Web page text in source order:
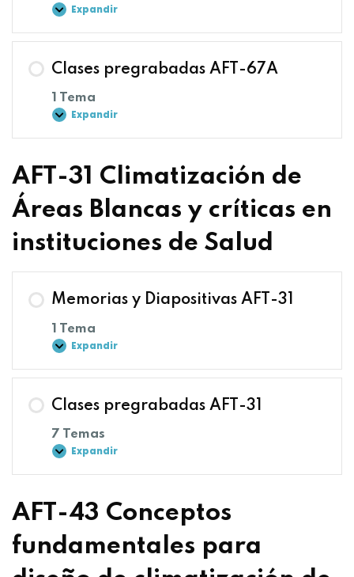
Expandir
Clases pregrabadas AFT-67A
1 Tema
Expandir
AFT-31 Climatización de
Áreas Blancas y críticas en
instituciones de Salud
Memorias y Diapositivas AFT-31
1 Tema
Expandir
Clases pregrabadas AFT-31
7 Temas
Expandir
AFT-43 Conceptos
fundamentales para